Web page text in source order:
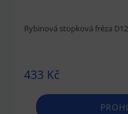
Rybinová stopková fréza
433 Kč